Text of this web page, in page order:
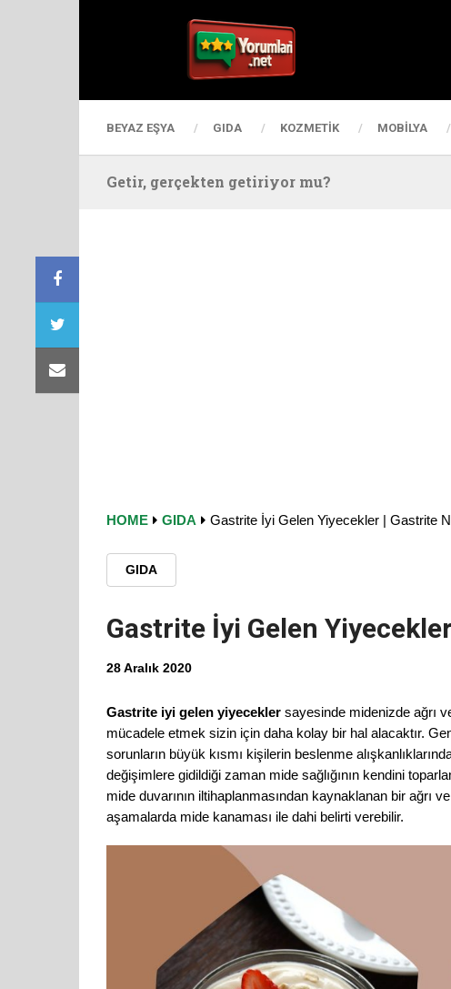
BEYAZ EŞYA GIDA KOZMETIK MOBILYA
Getir, gerçekten getiriyor mu?
HOME GIDA Gastrite İyi Gelen Yiyecekler | Gastrite
GIDA
Gastrite İyi Gelen
28 Aralık 2020
Gastrite iyi gelen yiyecekler sayesinde midenizde ağrı
mücadele etmek sizin için daha kolay bir hal alacaktır.
sorunların büyük kısmı kişilerin beslenme
değişimlere gidildiği zaman mide sağlığının kendini
mide duvarının iltihaplanmasından kaynaklanan bir ağrı
aşamalarda mide kanaması ile dahi belirti verebilir.